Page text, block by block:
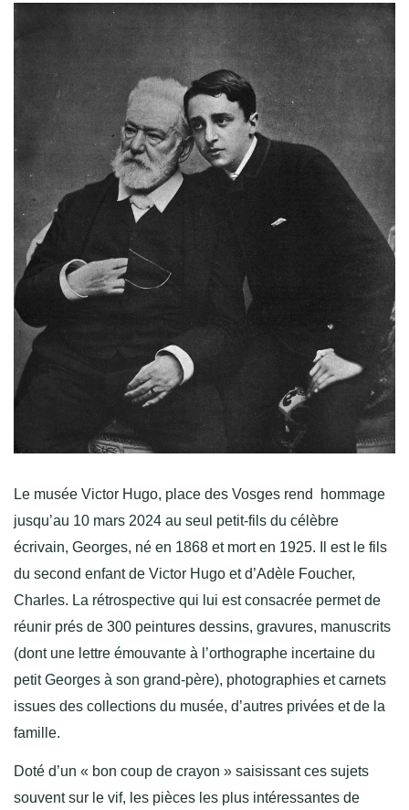
Le musée Victor Hugo, place des Vosges rend hommage
jusqu’au 10 mars 2024 au seul petit-fils du célèbre
écrivain, Georges, né en 1868 et mort en 1925. Il est le fils
du second enfant de Victor Hugo et d’Adèle Foucher,
Charles. La rétrospective qui lui est consacrée permet de
réunir prés de 300 peintures dessins, gravures, manuscrits
(dont une lettre émouvante à l’orthographe incertaine du
petit Georges à son grand-père), photographies et carnets
issues des collections du musée, d’autres privées et de la
famille.
Doté d’un « bon coup de crayon » saisissant ces sujets
souvent sur le vif, les pièces les plus intéressantes de